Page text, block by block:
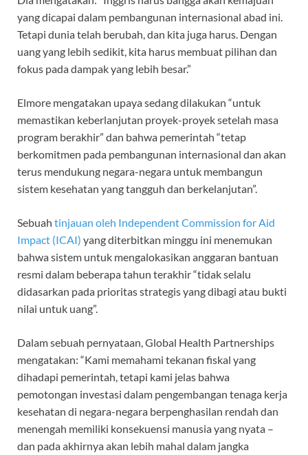
yang dicapai dalam pembangunan internasional abad ini.
Tetapi dunia telah berubah, dan kita juga harus. Dengan
uang yang lebih sedikit, kita harus membuat pilihan dan
fokus pada dampak yang lebih besar.”
Elmore mengatakan upaya sedang dilakukan “untuk
memastikan keberlanjutan proyek-proyek setelah masa
program berakhir” dan bahwa pemerintah “tetap
berkomitmen pada pembangunan internasional dan akan
terus mendukung negara-negara untuk membangun
sistem kesehatan yang tangguh dan berkelanjutan”.
Sebuah tinjauan oleh Independent Commission for Aid
Impact (ICAI) yang diterbitkan minggu ini menemukan
bahwa sistem untuk mengalokasikan anggaran bantuan
resmi dalam beberapa tahun terakhir “tidak selalu
didasarkan pada prioritas strategis yang dibagi atau bukti
nilai untuk uang”.
Dalam sebuah pernyataan, Global Health Partnerships
mengatakan: “Kami memahami tekanan fiskal yang
dihadapi pemerintah, tetapi kami jelas bahwa
pemotongan investasi dalam pengembangan tenaga kerja
kesehatan di negara-negara berpenghasilan rendah dan
menengah memiliki konsekuensi manusia yang nyata –
dan pada akhirnya akan lebih mahal dalam jangka